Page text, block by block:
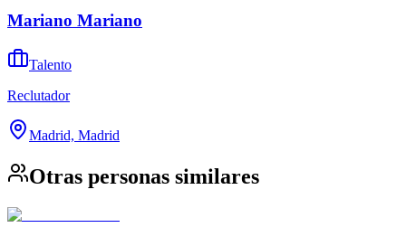
Mariano Mariano
Talento
Reclutador
Madrid, Madrid
Otras personas similares